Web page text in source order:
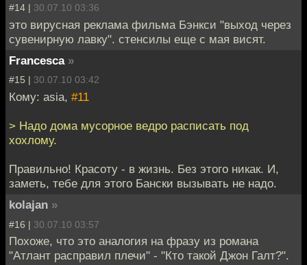
#14 | 30.07.10 03:36
это вирусная реклама фильма Бэнкси "выход через
сувенирную лавку". стенсилы еще с мая висят.
Francesca »
#15 | 30.07.10 03:42
Кому: asia, #11
> Надо дома мусорное ведро расписать под
хохлому.
Правильно! Красоту - в жизнь. Без этого никак. И,
заметь, тебе для этого Бански вызывать не надо.
kolajan »
#16 | 30.07.10 03:57
Похоже, что это аналогия на фразу из романа
"Атлант расправил плечи" - "Кто такой Джон Галт?".